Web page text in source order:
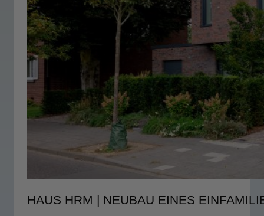
HAUS HRM | NEUBAU EINES